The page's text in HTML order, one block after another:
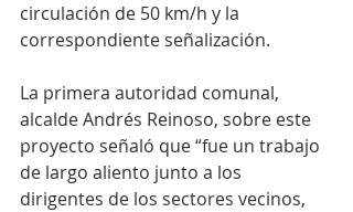
circulación de 50 km/h y la
correspondiente señalización.
La primera autoridad comunal,
alcalde Andrés Reinoso, sobre este
proyecto señaló que “fue un trabajo
de largo aliento junto a los
dirigentes de los sectores vecinos,